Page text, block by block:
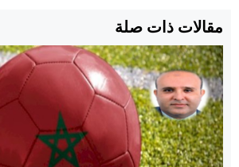
مقالات ذات صلة